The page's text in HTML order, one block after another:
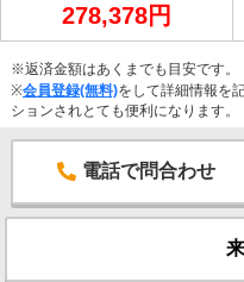
278,378円
※返済金額はあくまでも目安です。
※会員登録(無料)をして詳細情報を
ションされとても便利になります。
電話で問合わせ